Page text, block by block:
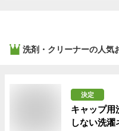
洗剤・クリーナーの人気
決定
キャップ用
しない洗濯